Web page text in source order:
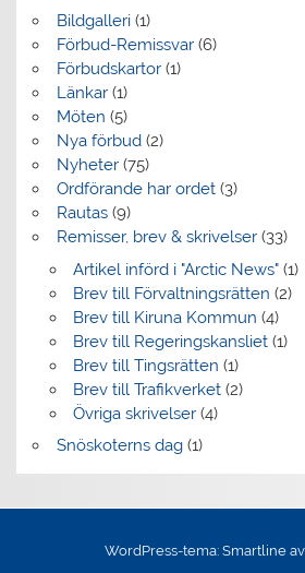
Bildgalleri(1)
Förbud-Remissvar(6)
Förbudskartor(1)
Länkar(1)
Möten (5)
Nya förbud(2)
Nyheter(75)
Ordförande har ordet(3)
Rautas(9)
Remisser, brev & skrivelser(33)
Artikel införd i "Arctic News"(1)
Brev till Förvaltningsrätten (2)
Brev till Kiruna Kommun (4)
Brev till Regeringskansliet(1)
Brev till Tingsrätten (1)
Brev till Trafikverket(2)
Övriga skrivelser(4)
Snöskoterns dag(1)
WordPress-tema: Smartline